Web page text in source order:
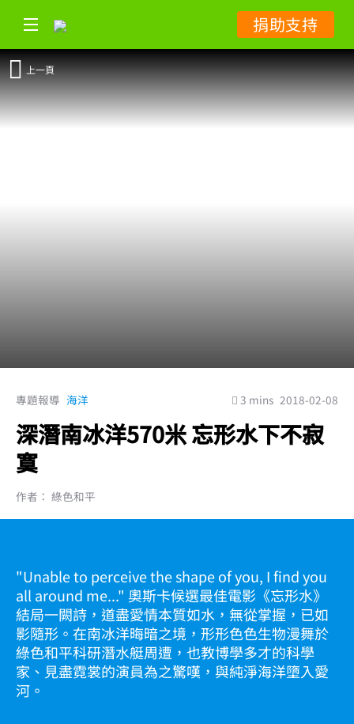
捐助支持
上一頁
專題報導 海洋 3 mins 2018-02-08
深潛南冰洋570米 忘形水下不寂
寞
作者： 綠色和平
"Unable to perceive the shape of you, I find you
all around me..." 奧斯卡候選最佳電影《忘形水》
結局一闕詩，道盡愛情本質如水，無從掌握，已如
影隨形。在南冰洋晦暗之境，形形色色生物漫舞於
綠色和平科研潛水艇周遭，也教博學多才的科學
家、見盡霓裳的演員為之驚嘆，與純淨海洋墮入愛
河。